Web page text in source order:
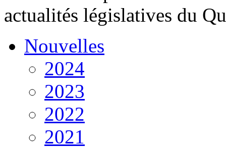
actualités législatives du
Nouvelles
2024
2023
2022
2021